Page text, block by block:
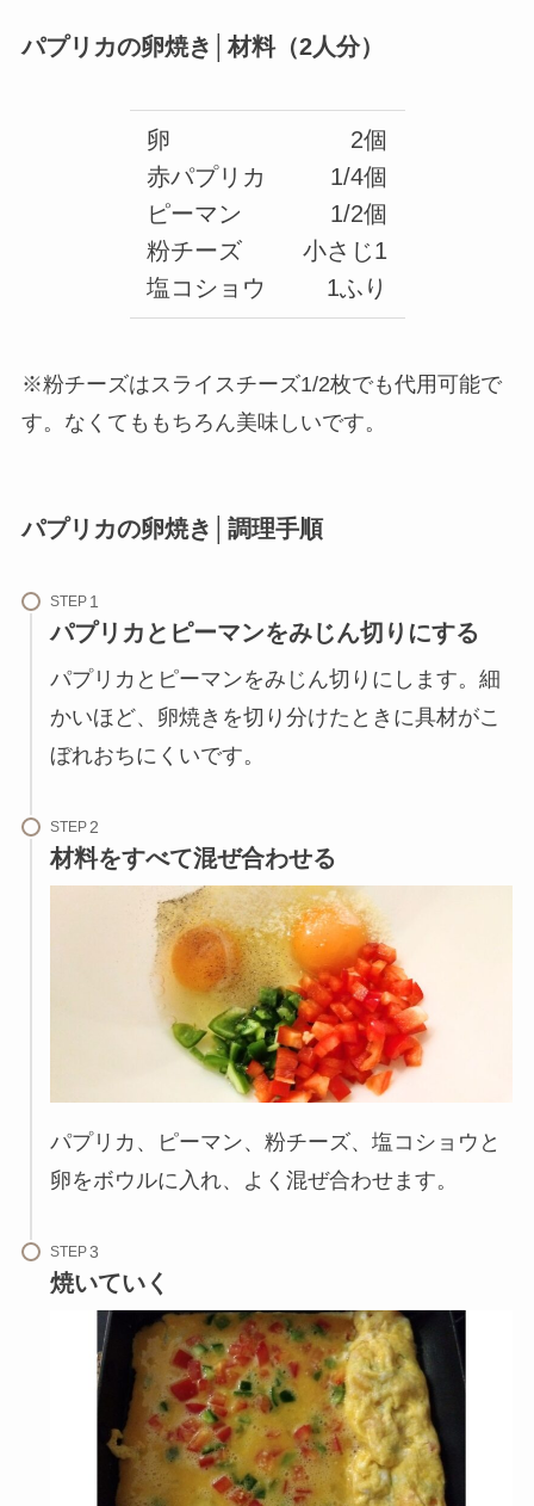
パプリカの卵焼き│材料（2人分）
卵
赤パプリカ
ピーマン
粉チーズ
塩コショウ
2個
1/4個
1/2個
小さじ1
1ふり
※粉チーズはスライスチーズ1/2枚でも代用可能で
す。なくてももちろん美味しいです。
パプリカの卵焼き│調理手順
STEP
パプリカとピーマンをみじん切りにする
パプリカとピーマンをみじん切りにします。細
かいほど、卵焼きを切り分けたときに具材がこ
ぼれおちにくいです。
STEP
材料をすべて混ぜ合わせる
パプリカ、ピーマン、粉チーズ、塩コショウと
卵をボウルに入れ、よく混ぜ合わせます。
STEP
焼いていく